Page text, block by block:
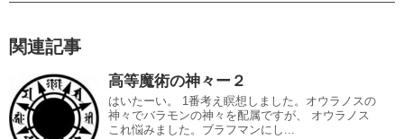
関連記事
高等魔術の神々ー２
はいたーい。 1番考え瞑想しました。オウラノスの
神々でバラモンの神々を配属ですが、 オウラノス
これ悩みました。ブラフマンにし...